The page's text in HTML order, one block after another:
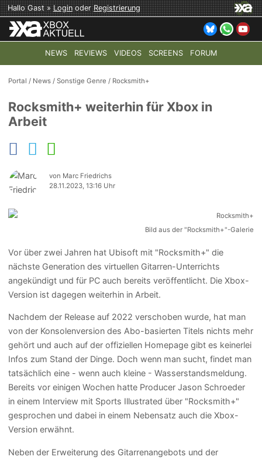
Hallo Gast »LoginoderRegistrierung
NEWS REVIEWS VIDEOS SCREENS FORUM
TOP-THEMEN: COD: MODERN WARFARE 4 HALO:
Portal / News /Sonstige Genre / Rocksmith+
Rocksmith+ weiterhin für Xbox in
Arbeit
von Marc Friedrichs
28.11.2023, 13:16 Uhr
Bild aus der "Rocksmith+"-Galerie
Vor über zwei Jahren hat Ubisoft mit "Rocksmith+" die
nächste Generation des virtuellen Gitarren-Unterrichts
angekündigt und für PC auch bereits veröffentlicht. Die Xbox-
Version ist dagegen weiterhin in Arbeit.
Nachdem der Release auf 2022 verschoben wurde, hat man
von der Konsolenversion des Abo-basierten Titels nichts mehr
gehört und auch auf der offiziellen Homepage gibt es keinerlei
Infos zum Stand der Dinge. Doch wenn man sucht, findet man
tatsächlich eine - wenn auch kleine - Wasserstandsmeldung.
Bereits vor einigen Wochen hatte Producer Jason Schroeder
in einem Interview mit Sports Illustrated über "Rocksmith+"
gesprochen und dabei in einem Nebensatz auch die Xbox-
Version erwähnt.
Neben der Erweiterung des Gitarrenangebots und der